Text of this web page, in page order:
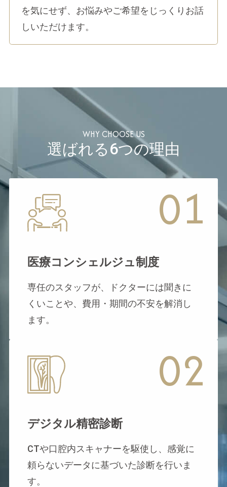
を気にせず、お悩みやご希望をじっくりお話
しいただけます。
選ばれる6つの理由
01
医療コンシェルジュ制度
専任のスタッフが、ドクターには聞きに
くいことや、費用・期間の不安を解消し
ます。
02
デジタル精密診断
CTや口腔内スキャナーを駆使し、感覚に
頼らないデータに基づいた診断を行いま
す。